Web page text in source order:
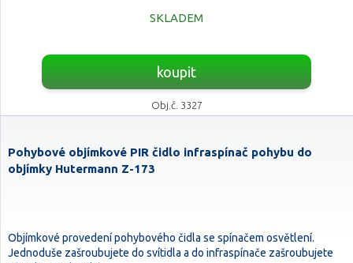
SKLADEM
koupit
Obj.č. 3327
Pohybové objímkové PIR čidlo infraspínač pohybu do
objímky Hutermann Z-173
Objímkové provedení pohybového čidla se spínačem osvětlení.
Jednoduše zašroubujete do svítidla a do infraspínače zašroubujete